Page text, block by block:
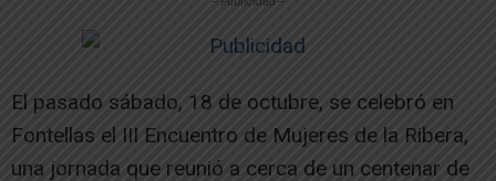
El pasado sábado, 18 de octubre, se celebró en
Fontellas el III Encuentro de Mujeres de la Ribera,
una jornada que reunió a cerca de un centenar de